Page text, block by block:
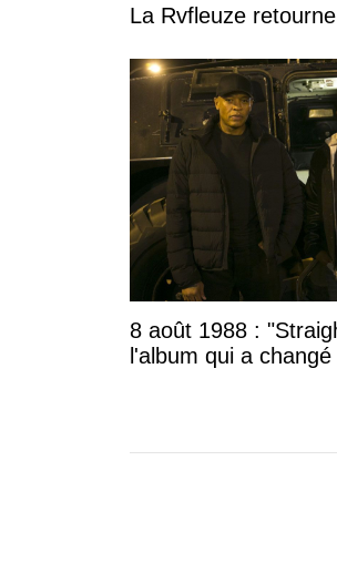
La Rvfleuze
8 août 1988 :
l'album qui a